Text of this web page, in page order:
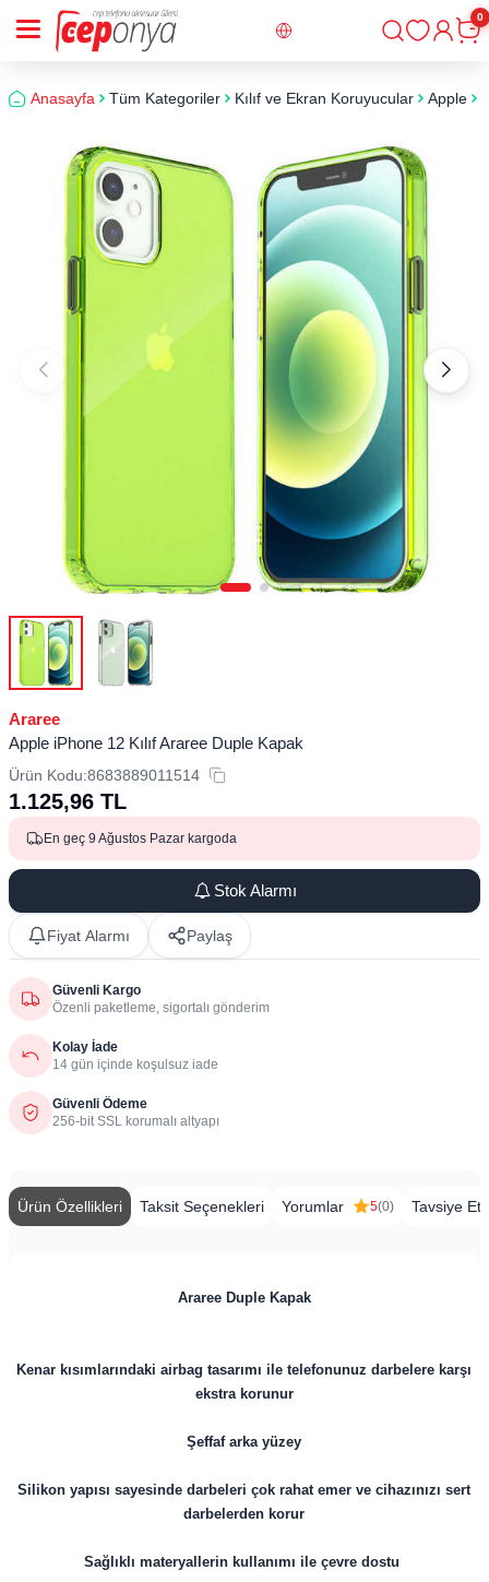
Giriş
0
Anasayfa Tüm Kategoriler Kılıf ve Ekran Koruyucular Apple
Araree
Apple iPhone 12 Kılıf Araree Duple Kapak
Ürün Kodu:8683889011514
1.125,96 TL
En geç 9 Ağustos Pazar kargoda
Stok Alarmı
Fiyat Alarmı Paylaş
Güvenli Kargo
Özenli paketleme, sigortalı gönderim
Kolay İade
14 gün içinde koşulsuz iade
Güvenli Ödeme
256-bit SSL korumalı altyapı
Ürün Özellikleri Taksit Seçenekleri Yorumlar 5(0) Tavsiye Et
Araree Duple Kapak
Kenar kısımlarındaki airbag tasarımı ile telefonunuz darbelere karşı
ekstra korunur
Şeffaf arka yüzey
Silikon yapısı sayesinde darbeleri çok rahat emer ve cihazınızı sert
darbelerden korur
Sağlıklı materyallerin kullanımı ile çevre dostu